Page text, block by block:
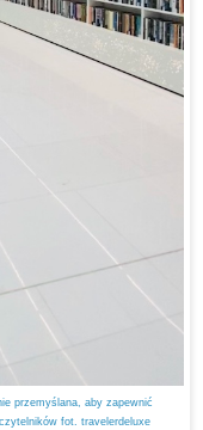
przemyślana, aby zapewnić
fot. travelerdeluxe